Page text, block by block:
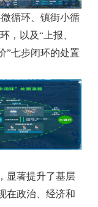
循环、镇街小循
，以及“上报、
”七步闭环的处置
著提升了基层
在政治、经济和